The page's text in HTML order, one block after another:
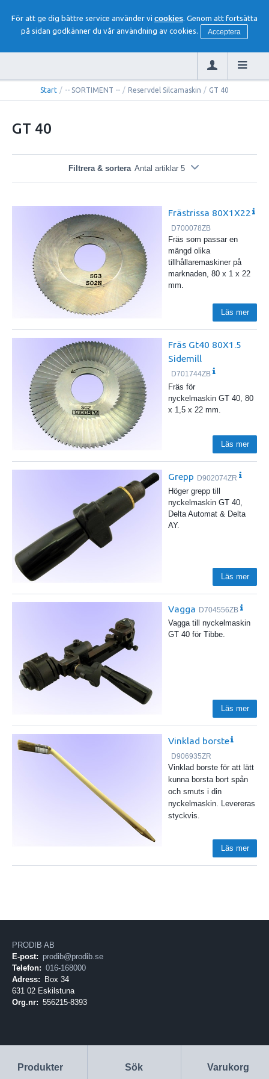
För att ge dig bättre service använder vi cookies. Genom att fortsätta
på sidan godkänner du vår användning av cookies.
Acceptera
Produkter Sök Varukorg
Start / -- SORTIMENT -- / Reservdel Silcamaskin / GT 40
GT 40
Filtrera & sortera Antal artiklar 5
Frästrissa 80X1X22
D700078ZB
Fräs som passar en
mängd olika
tillhållaremaskiner på
marknaden, 80 x 1 x 22
mm.
Läs mer
Fräs Gt40 80X1.5
Sidemill
D701744ZB
Fräs för
nyckelmaskin GT 40, 80
x 1,5 x 22 mm.
Läs mer
Grepp D902074ZR
Höger grepp till
nyckelmaskin GT 40,
Delta Automat & Delta
AY.
Läs mer
Vagga D704556ZB
Vagga till nyckelmaskin
GT 40 för Tibbe.
Läs mer
Vinklad borste
D906935ZR
Vinklad borste för att lätt
kunna borsta bort spån
och smuts i din
nyckelmaskin. Levereras
styckvis.
Läs mer
PRODIB AB
E-post: prodib@prodib.se
Telefon: 016-168000
Adress:
Box 34
631 02 Eskilstuna
Org.nr: 556215-8393